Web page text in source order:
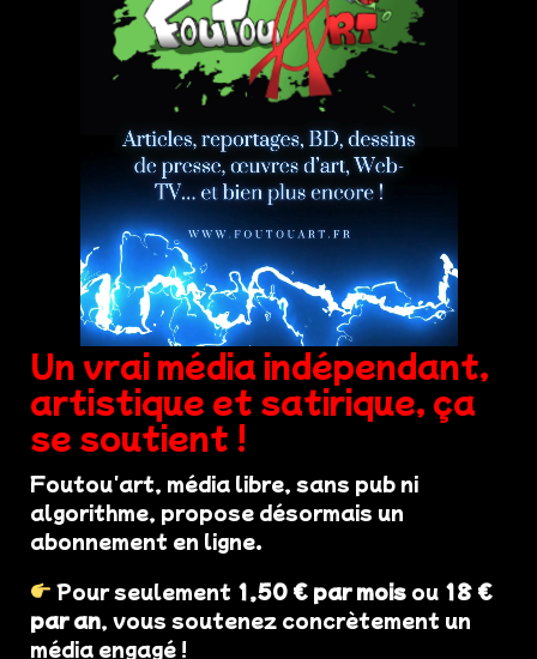
Un vrai média indépendant,
artistique et satirique, ça
se soutient !
Foutou'art, média libre, sans pub ni
algorithme, propose désormais un
abonnement en ligne.
Pour seulement 1,50 € par mois ou 18 €
par an, vous soutenez concrètement un
média engagé !